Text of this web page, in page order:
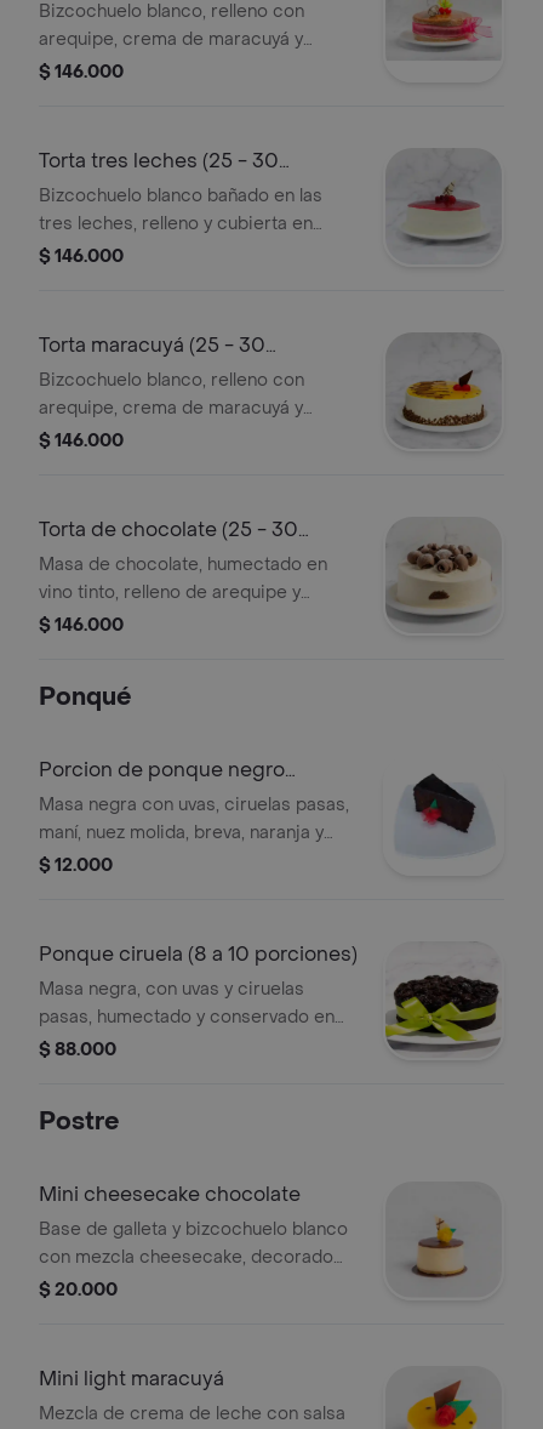
porciones))
Bizcochuelo blanco, relleno con
arequipe, crema de maracuyá y
chocolate, sin cubierta de crema,
verificar tamano del producto
impreso en el empaque.
$ 146.000
Torta tres leches (25 - 30
porciones)
Bizcochuelo blanco bañado en las
tres leches, relleno y cubierta en
crema de leche, decorado con salsa
refrigerado. verificar tamano del
producto impreso en el empaque.
$ 146.000
Torta maracuyá (25 - 30
porciones)
Bizcochuelo blanco, relleno con
arequipe, crema de maracuyá y
chocolate, cubierta con crema y salsa
chocolate. consérvese refrigerado.
verificar tamano del producto
impreso en el empaque.
$ 146.000
Torta de chocolate (25 - 30
porciones)
Masa de chocolate, humectado en
vino tinto, relleno de arequipe y
nueces molidas, cubierta en crema
verificar tamano del producto
$ 146.000
Ponqué
Porcion de ponque negro
especial naked
Masa negra con uvas, ciruelas pasas,
maní, nuez molida, breva, naranja y
humectado en vino tinto. decorado
$ 12.000
Ponque ciruela (8 a 10 porciones)
Masa negra, con uvas y ciruelas
pasas, humectado y conservado en
vino tinto. consérvese refrigerado.
$ 88.000
Postre
Mini cheesecake chocolate
Base de galleta y bizcochuelo blanco
con mezcla cheesecake, decorado
con chocolate ganache y adorno
$ 20.000
Mini light maracuyá
Mezcla de crema de leche con salsa